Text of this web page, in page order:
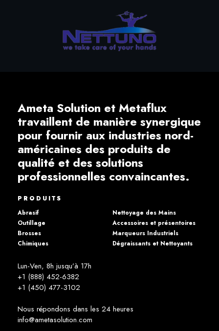
Ameta Solution et Metaflux
travaillent de manière synergique
pour fournir aux industries nord-
américaines des produits de
qualité et des solutions
professionnelles convaincantes.
PRODUITS
Abrasif
Outillage
Brosses
Chimiques
Nettoyage des Mains
Accessoires et présentoires
Marqueurs Industriels
Dégraissants et Nettoyants
Lun-Ven, 8h jusqu’à 17h
+1 (888) 452-6382
+1 (450) 477­-3102
Nous répondons dans les 24 heures
info@ametasolution.com